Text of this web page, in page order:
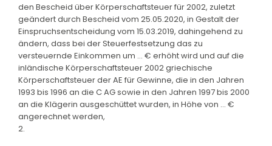
den Bescheid über Körperschaftsteuer für 2002, zuletzt
geändert durch Bescheid vom 25.05.2020, in Gestalt der
Einspruchsentscheidung vom 15.03.2019, dahingehend zu
ändern, dass bei der Steuerfestsetzung das zu
versteuernde Einkommen um ... € erhöht wird und auf die
inländische Körperschaftsteuer 2002 griechische
Körperschaftsteuer der AE für Gewinne, die in den Jahren
1993 bis 1996 an die C AG sowie in den Jahren 1997 bis 2000
an die Klägerin ausgeschüttet wurden, in Höhe von ... €
angerechnet werden,
2.